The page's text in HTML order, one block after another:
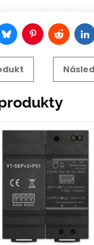
BlueskyPinterestReddit